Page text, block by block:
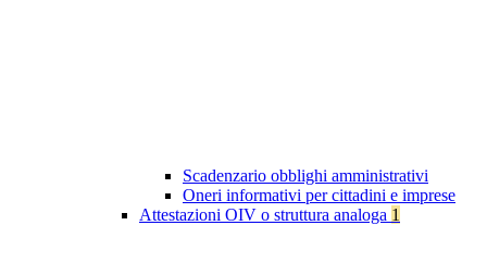
Scadenzario obblighi amministrativi
Oneri informativi per cittadini e imprese
Attestazioni OIV o struttura analoga 1